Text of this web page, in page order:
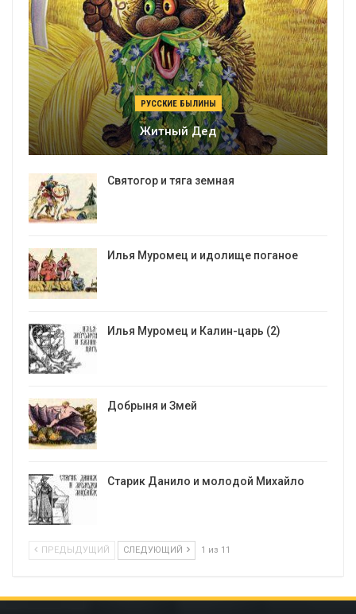
РУССКИЕ БЫЛИНЫ
Житный Дед
Святогор и тяга земная
Илья Муромец и идолище поганое
Илья Муромец и Калин-царь (2)
Добрыня и Змей
Старик Данило и молодой Михайло
ПРЕДЫДУЩИЙ СЛЕДУЮЩИЙ 1 из 11